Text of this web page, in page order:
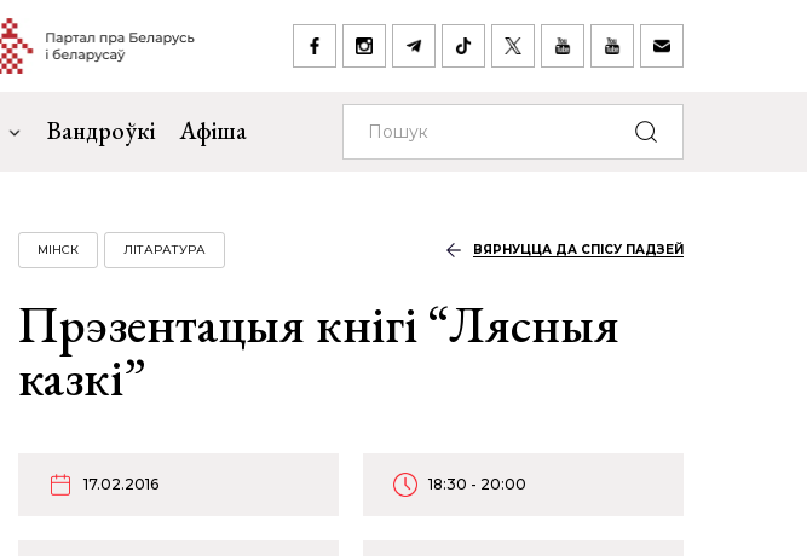
Вандроўкі Афіша
МІНСК ЛІТАРАТУРА ВЯРНУЦЦА ДА СПІСУ ПАДЗЕЙ
Прэзентацыя кнігі “Лясныя
казкi”
17.02.2016 18:30 - 20:00